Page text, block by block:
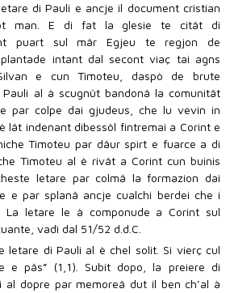
di Pauli e ancje il document cristian
man. E di fat la glesie te citât di
puart sul mâr Egjeu te regjon de
intant dal secont viaç tai agns
e cun Timoteu, daspò de brute
Pauli al à scugnût bandonâ la comunitât
par colpe dai gjudeus, che lu vevin in
lât indenant dibessôl fintremai a Corint e
Timoteu par dâur spirt e fuarce a di
Timoteu al è rivât a Corint cun buinis
letare par colmâ la formazion dai
e par splanâ ancje cualchi berdei che i
La letare le à componude a Corint sul
vadì dal 51/52 d.d.C.
letare di Pauli al è chel solit. Si vierç cul
e pâs” (1,1). Subit dopo, la preiere di
al dopre par memoreâ dut il ben ch’al à